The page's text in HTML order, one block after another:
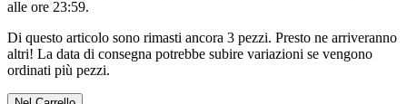
alle ore 23:59.
Di questo articolo sono rimasti ancora 3 pezzi. Presto ne arriveranno
altri! La data di consegna potrebbe subire variazioni se vengono
ordinati più pezzi.